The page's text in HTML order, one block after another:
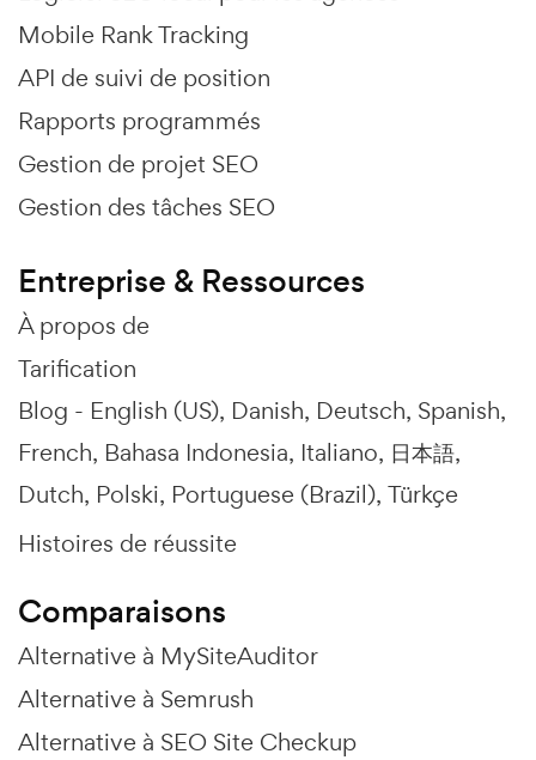
Mobile Rank Tracking
API de suivi de position
Rapports programmés
Gestion de projet SEO
Gestion des tâches SEO
Entreprise & Ressources
À propos de
Tarification
Blog - English (US) Danish Deutsch Spanish
French Bahasa Indonesia Italiano 日本語
Dutch Polski Portuguese (Brazil) Türkçe
Histoires de réussite
Comparaisons
Alternative à MySiteAuditor
Alternative à Semrush
Alternative à SEO Site Checkup